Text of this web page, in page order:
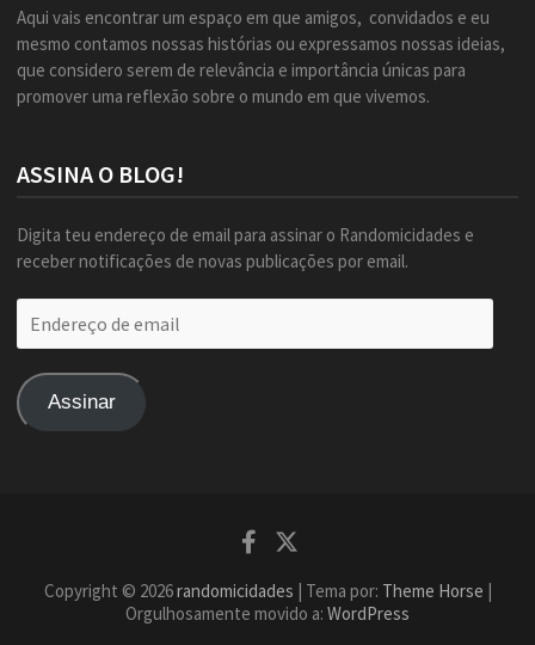
Aqui vais encontrar um espaço em que amigos, convidados e eu
mesmo contamos nossas histórias ou expressamos nossas ideias,
que considero serem de relevância e importância únicas para
promover uma reflexão sobre o mundo em que vivemos.
ASSINA O BLOG!
Digita teu endereço de email para assinar o Randomicidades e
receber notificações de novas publicações por email.
de
Assinar
Facebook
Copyright © 2026randomicidades | Tema por: Theme Horse |
Orgulhosamente movido a: WordPress